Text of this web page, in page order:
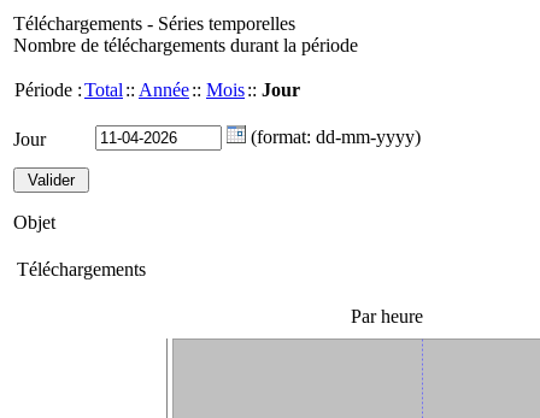
Téléchargements - Séries temporelles
Nombre de téléchargements durant la période
Période :Total :: Année:: Mois:: Jour
Jour (format: dd-mm-yyyy)
Objet
Téléchargements
Par heure